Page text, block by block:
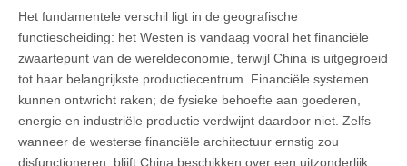
Het fundamentele verschil ligt in de geografische
functiescheiding: het Westen is vandaag vooral het financiële
zwaartepunt van de wereldeconomie, terwijl China is uitgegroeid
tot haar belangrijkste productiecentrum. Financiële systemen
kunnen ontwricht raken; de fysieke behoefte aan goederen,
energie en industriële productie verdwijnt daardoor niet. Zelfs
wanneer de westerse financiële architectuur ernstig zou
disfunctioneren, blijft China beschikken over een uitzonderlijk